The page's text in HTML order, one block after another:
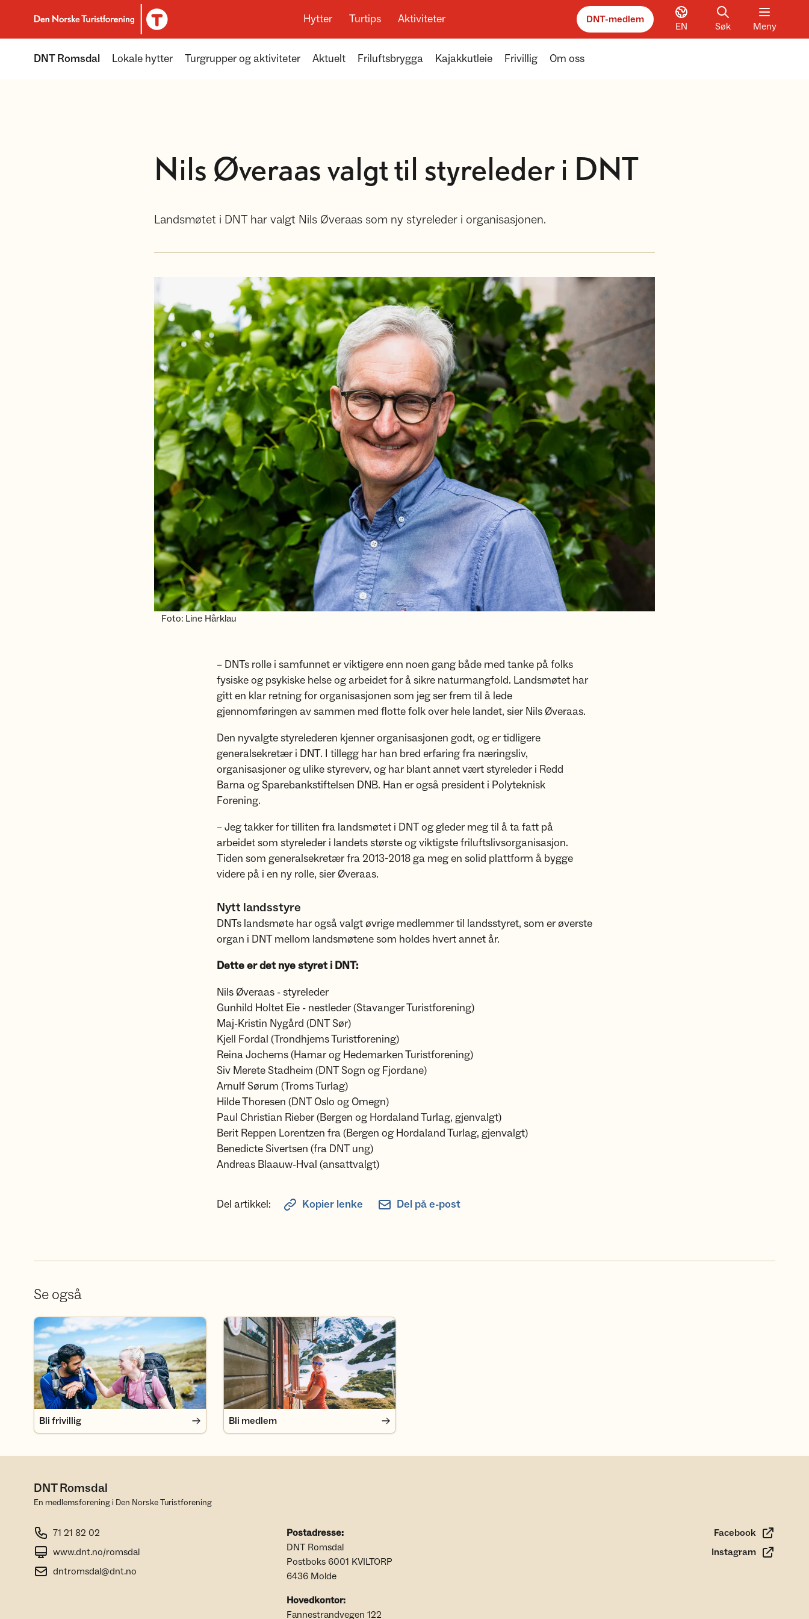
Til DNT.no forside
Hytter Turtips Aktiviteter DNT-medlem
EN Søk Meny
DNT Romsdal Lokale hytter Turgrupper og aktiviteter Aktuelt Friluftsbrygga Kajakkutleie Frivillig Om oss
Nils Øveraas valgt til styreleder i DNT
Landsmøtet i DNT har valgt Nils Øveraas som ny styreleder i organisasjonen.
Foto: Line Hårklau
– DNTs rolle i samfunnet er viktigere enn noen gang både med tanke på folks
fysiske og psykiske helse og arbeidet for å sikre naturmangfold. Landsmøtet har
gitt en klar retning for organisasjonen som jeg ser frem til å lede
gjennomføringen av sammen med flotte folk over hele landet, sier Nils Øveraas.
Den nyvalgte styrelederen kjenner organisasjonen godt, og er tidligere
generalsekretær i DNT. I tillegg har han bred erfaring fra næringsliv,
organisasjoner og ulike styreverv, og har blant annet vært styreleder i Redd
Barna og Sparebankstiftelsen DNB. Han er også president i Polyteknisk
Forening.
– Jeg takker for tilliten fra landsmøtet i DNT og gleder meg til å ta fatt på
arbeidet som styreleder i landets største og viktigste friluftslivsorganisasjon.
Tiden som generalsekretær fra 2013-2018 ga meg en solid plattform å bygge
videre på i en ny rolle, sier Øveraas.
Nytt landsstyre
DNTs landsmøte har også valgt øvrige medlemmer til landsstyret, som er øverste
organ i DNT mellom landsmøtene som holdes hvert annet år.
Dette er det nye styret i DNT:
Nils Øveraas - styreleder
Gunhild Holtet Eie - nestleder (Stavanger Turistforening)
Maj-Kristin Nygård (DNT Sør)
Kjell Fordal (Trondhjems Turistforening)
Reina Jochems (Hamar og Hedemarken Turistforening)
Siv Merete Stadheim (DNT Sogn og Fjordane)
Arnulf Sørum (Troms Turlag)
Hilde Thoresen (DNT Oslo og Omegn)
Paul Christian Rieber (Bergen og Hordaland Turlag, gjenvalgt)
Berit Reppen Lorentzen fra (Bergen og Hordaland Turlag, gjenvalgt)
Benedicte Sivertsen (fra DNT ung)
Andreas Blaauw-Hval (ansattvalgt)
Del artikkel: Kopier lenke Del på e-post
Se også
Bli frivillig
Bli frivillig
Bli medlem
Bli medlem
DNT Romsdal
En medlemsforening i Den Norske Turistforening
71 21 82 02
www.dnt.no/romsdal
dntromsdal@dnt.no
Postadresse:
DNT Romsdal
Postboks 6001 KVILTORP
6436 Molde
Hovedkontor:
Fannestrandvegen 122
Facebook
Instagram